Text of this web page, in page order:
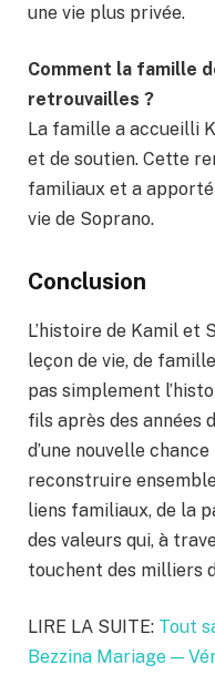
une vie plus privée.
Comment la famille
retrouvailles ?
La famille a accueilli
et de soutien. Cette
familiaux et a
vie de Soprano.
Conclusion
L’histoire de Kamil et
leçon de vie, de
pas simplement
fils après des années
d’une nouvelle
reconstruire
liens familiaux, de la
des valeurs qui, à
touchent des milliers
LIRE LA SUITE: Tout
Bezzina Mariage —